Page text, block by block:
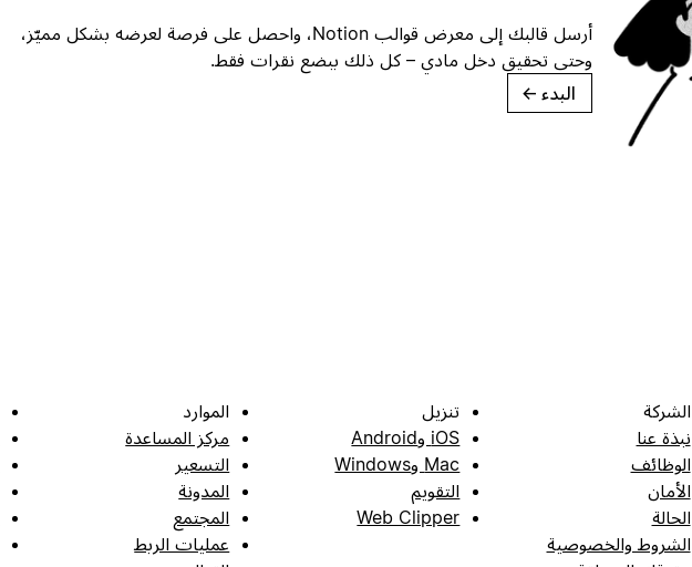
أرسل قالبك إلى معرض قوالب Notion، واحصل على فرصة لعرضه بشكل مميّز،
وحتى تحقيق دخل مادي – كل ذلك ببضع نقرات فقط.
البدء →
الشركة
نبذة عنا
الوظائف
الأمان
الحالة
الشروط والخصوصية
تنزيل
iOS وAndroid
Mac وWindows
التقويم
Web Clipper
الموارد
مركز المساعدة
التسعير
المدونة
المجتمع
عمليات الربط